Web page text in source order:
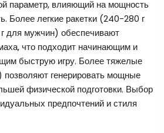
параметр, влияющий на мощность
Более легкие ракетки (240-280 г
для мужчин) обеспечивают
что подходит начинающим и
быструю игру. Более тяжелые
генерировать мощные
физической подготовки. Выбор
предпочтений и стиля